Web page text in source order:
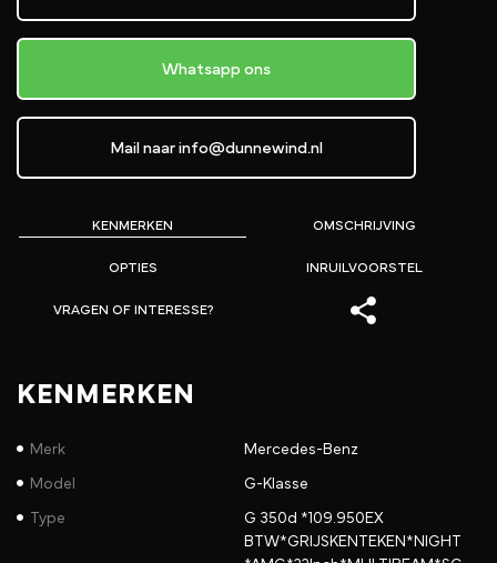
KENMERKEN OMSCHRIJVING
OPTIES INRUILVOORSTEL
VRAGEN OF INTERESSE?
KENMERKEN
Merk Mercedes-Benz
Model G-Klasse
Type
G 350d *109.950EX
BTW*GRIJSKENTEKEN*NIGHT
Whatsapp ons
Mail naar info@dunnewind.nl